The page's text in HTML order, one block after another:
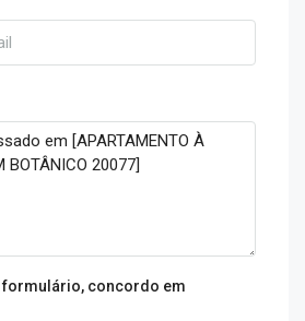
formulário, concordo em